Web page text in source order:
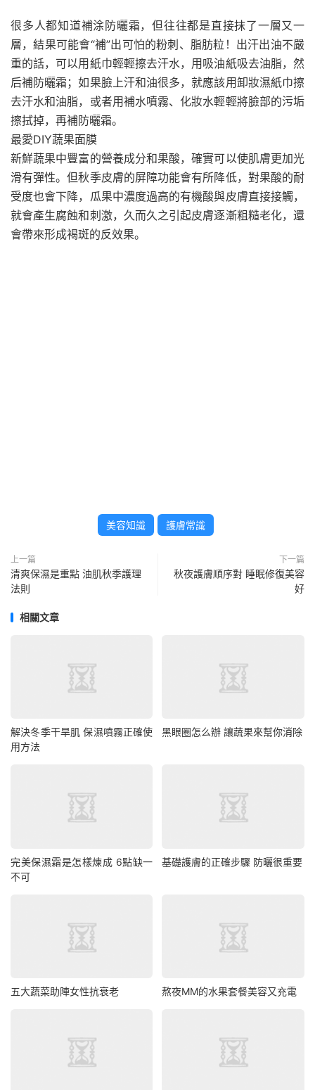
很多人都知道補涂防曬霜，但往往都是直接抹了一層又一
層，結果可能會“補”出可怕的粉刺、脂肪粒！出汗出油不嚴
重的話，可以用紙巾輕輕擦去汗水，用吸油紙吸去油脂，然
后補防曬霜；如果臉上汗和油很多，就應該用卸妝濕紙巾擦
去汗水和油脂，或者用補水噴霧、化妝水輕輕將臉部的污垢
擦拭掉，再補防曬霜。
最愛DIY蔬果面膜
新鮮蔬果中豐富的營養成分和果酸，確實可以使肌膚更加光
滑有彈性。但秋季皮膚的屏障功能會有所降低，對果酸的耐
受度也會下降，瓜果中濃度過高的有機酸與皮膚直接接觸，
就會產生腐蝕和刺激，久而久之引起皮膚逐漸粗糙老化，還
會帶來形成褐斑的反效果。
美容知識 護膚常識
上一篇
清爽保濕是重點 油肌秋季護理
法則
下一篇
秋夜護膚順序對 睡眠修復美容
好
相關文章
解決冬季干旱肌 保濕噴霧正確使
用方法
黑眼圈怎么辦 讓蔬果來幫你消除
完美保濕霜是怎樣煉成 6點缺一
不可
基礎護膚的正確步驟 防曬很重要
五大蔬菜助陣女性抗衰老 熬夜MM的水果套餐美容又充電